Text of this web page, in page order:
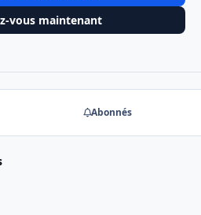
vous maintenant
Abonnés